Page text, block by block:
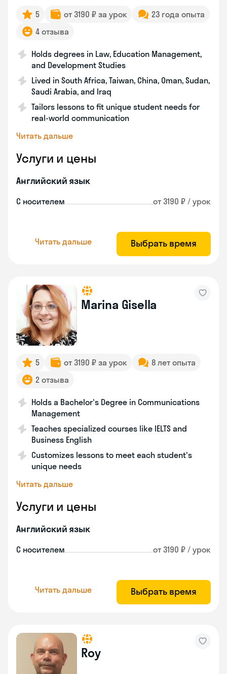
5 от 3190 ₽ за урок
23 года опыта
4 отзыва
Holds degrees in Law, Education Management,
and Development Studies
Lived in South Africa, Taiwan, China, Oman, Sudan,
Saudi Arabia, and Iraq
Tailors lessons to fit unique student needs for
real-world communication
Читать дальше
Услуги и цены
Английский язык
С носителем от 3190 ₽ / урок
Читать дальше Выбрать время
Marina Gisella
5 от 3190 ₽ за урок
8 лет опыта
2 отзыва
Holds a Bachelor's Degree in Communications
Management
Teaches specialized courses like IELTS and
Business English
Customizes lessons to meet each student's
unique needs
Читать дальше
Услуги и цены
Английский язык
С носителем от 3190 ₽ / урок
Читать дальше Выбрать время
Roy